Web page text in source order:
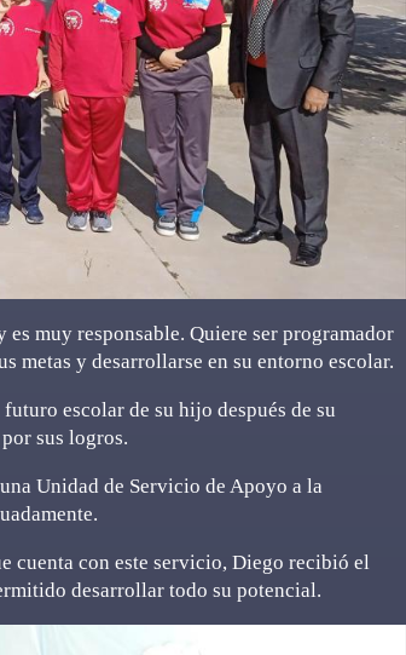
muy responsable. Quiere ser programador
metas y desarrollarse en su entorno escolar.
escolar de su hijo después de su
sus logros.
Unidad de Servicio de Apoyo a la
cuenta con este servicio, Diego recibió el
desarrollar todo su potencial.